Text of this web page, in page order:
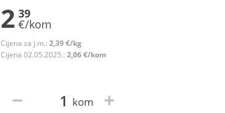
2 39
€/kom
Cijena za j.m.: 2,39 €/kg
Cijena 02.05.2025.: 2,06 €/kom
kom